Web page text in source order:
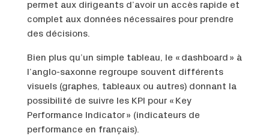
permet aux dirigeants d’avoir un accès rapide et
complet aux données nécessaires pour prendre
des décisions.
Bien plus qu’un simple tableau, le « dashboard » à
l’anglo-saxonne regroupe souvent différents
visuels (graphes, tableaux ou autres) donnant la
possibilité de suivre les KPI pour « Key
Performance Indicator » (indicateurs de
performance en français).